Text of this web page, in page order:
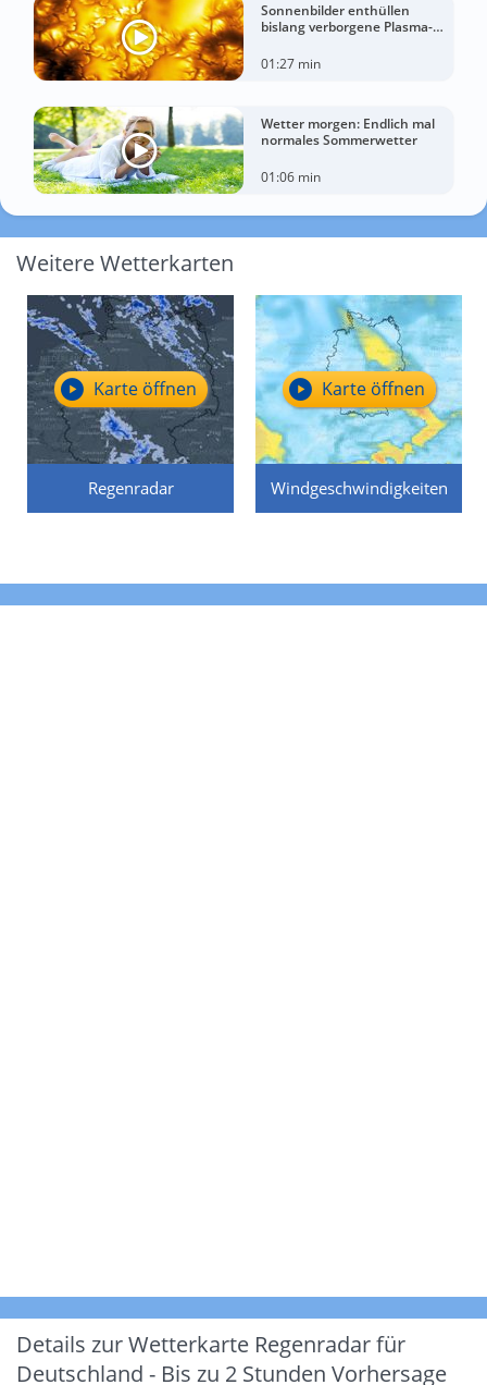
Sonnenbilder enthüllen
bislang verborgene Plasma-
01:27 min
Wetter morgen: Endlich mal
normales Sommerwetter
01:06 min
Weitere Wetterkarten
Regenradar
Karte öffnen
Windgeschwindigkeiten
Karte öffnen
Details zur Wetterkarte Regenradar für
Deutschland - Bis zu 2 Stunden Vorhersage